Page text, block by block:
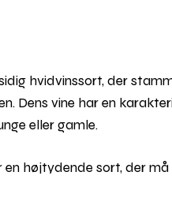
hvidvinssort, der
Dens vine har en
eller gamle.
en højtydende sort, der